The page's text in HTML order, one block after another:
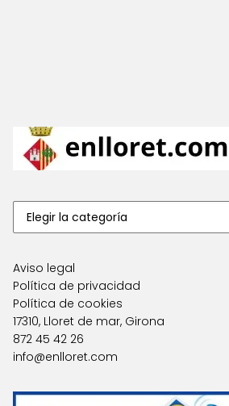
Aviso legal
Política de privacidad
Política de cookies
17310, Lloret de mar, Girona
872 45 42 26
info@enlloret.com